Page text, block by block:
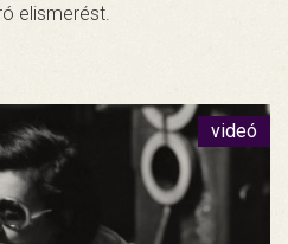
elismerést.
videó